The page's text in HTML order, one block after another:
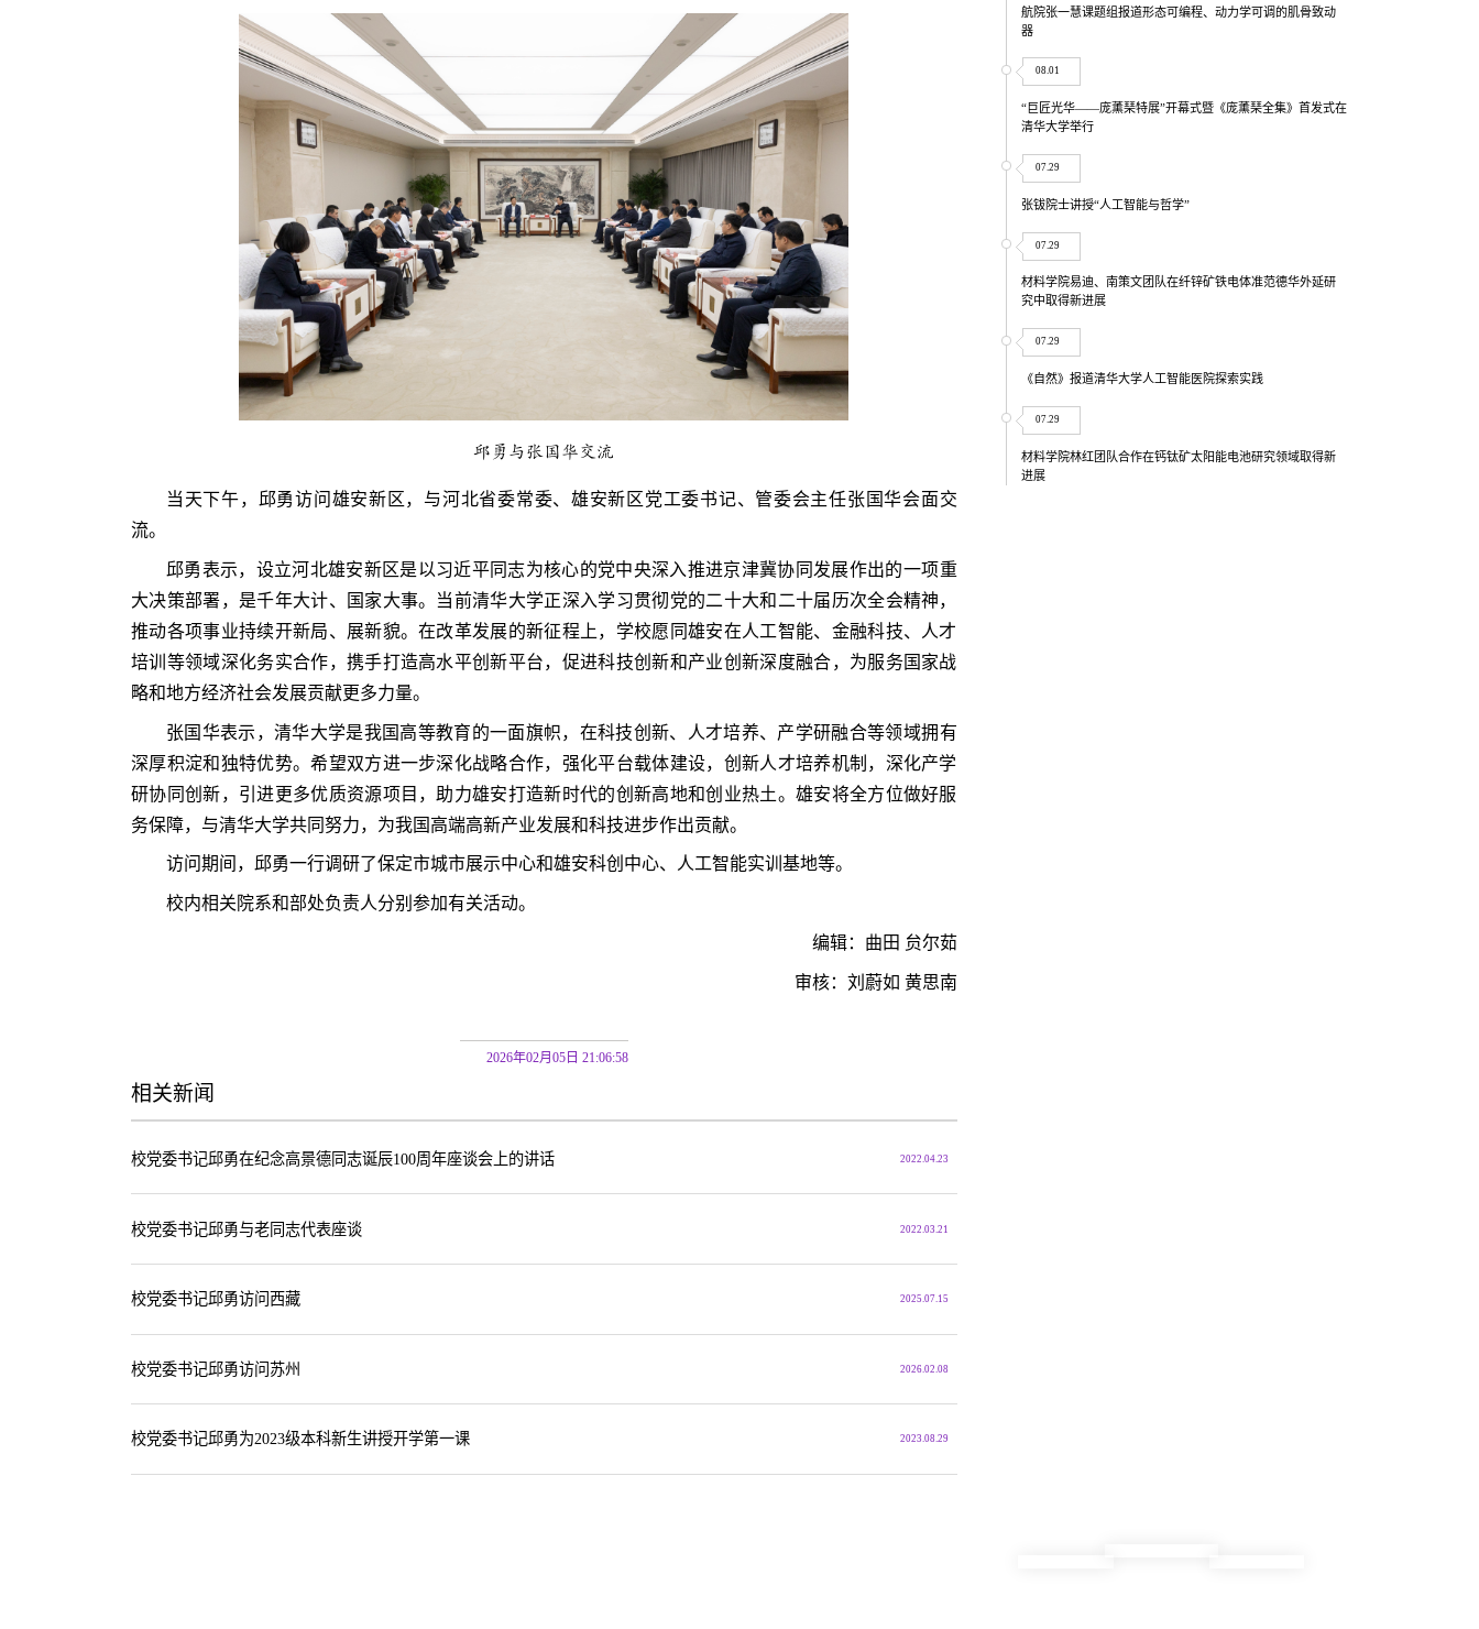
邱勇与张国华交流
当天下午，邱勇访问雄安新区，与河北省委常委、雄安新区党工委书记、管委会主任张国华会面交
流。
邱勇表示，设立河北雄安新区是以习近平同志为核心的党中央深入推进京津冀协同发展作出的一项重
大决策部署，是千年大计、国家大事。当前清华大学正深入学习贯彻党的二十大和二十届历次全会精神，
推动各项事业持续开新局、展新貌。在改革发展的新征程上，学校愿同雄安在人工智能、金融科技、人才
培训等领域深化务实合作，携手打造高水平创新平台，促进科技创新和产业创新深度融合，为服务国家战
略和地方经济社会发展贡献更多力量。
张国华表示，清华大学是我国高等教育的一面旗帜，在科技创新、人才培养、产学研融合等领域拥有
深厚积淀和独特优势。希望双方进一步深化战略合作，强化平台载体建设，创新人才培养机制，深化产学
研协同创新，引进更多优质资源项目，助力雄安打造新时代的创新高地和创业热土。雄安将全方位做好服
务保障，与清华大学共同努力，为我国高端高新产业发展和科技进步作出贡献。
访问期间，邱勇一行调研了保定市城市展示中心和雄安科创中心、人工智能实训基地等。
校内相关院系和部处负责人分别参加有关活动。
编辑：曲田 贠尔茹
审核：刘蔚如 黄思南
2026年02月05日 21:06:58
相关新闻
2022.04.23
校党委书记邱勇在纪念高景德同志诞辰100周年座谈会上的讲话
2022.03.21
校党委书记邱勇与老同志代表座谈
2025.07.15
校党委书记邱勇访问西藏
2026.02.08
校党委书记邱勇访问苏州
2023.08.29
校党委书记邱勇为2023级本科新生讲授开学第一课
航院张一慧课题组报道形态可编程、动力学可调的肌骨致动
器
08.01
“巨匠光华——庞薰琹特展”开幕式暨《庞薰琹全集》首发式在
清华大学举行
07.29
张钹院士讲授“人工智能与哲学”
07.29
材料学院易迪、南策文团队在纤锌矿铁电体准范德华外延研
究中取得新进展
07.29
《自然》报道清华大学人工智能医院探索实践
07.29
材料学院林红团队合作在钙钛矿太阳能电池研究领域取得新
进展